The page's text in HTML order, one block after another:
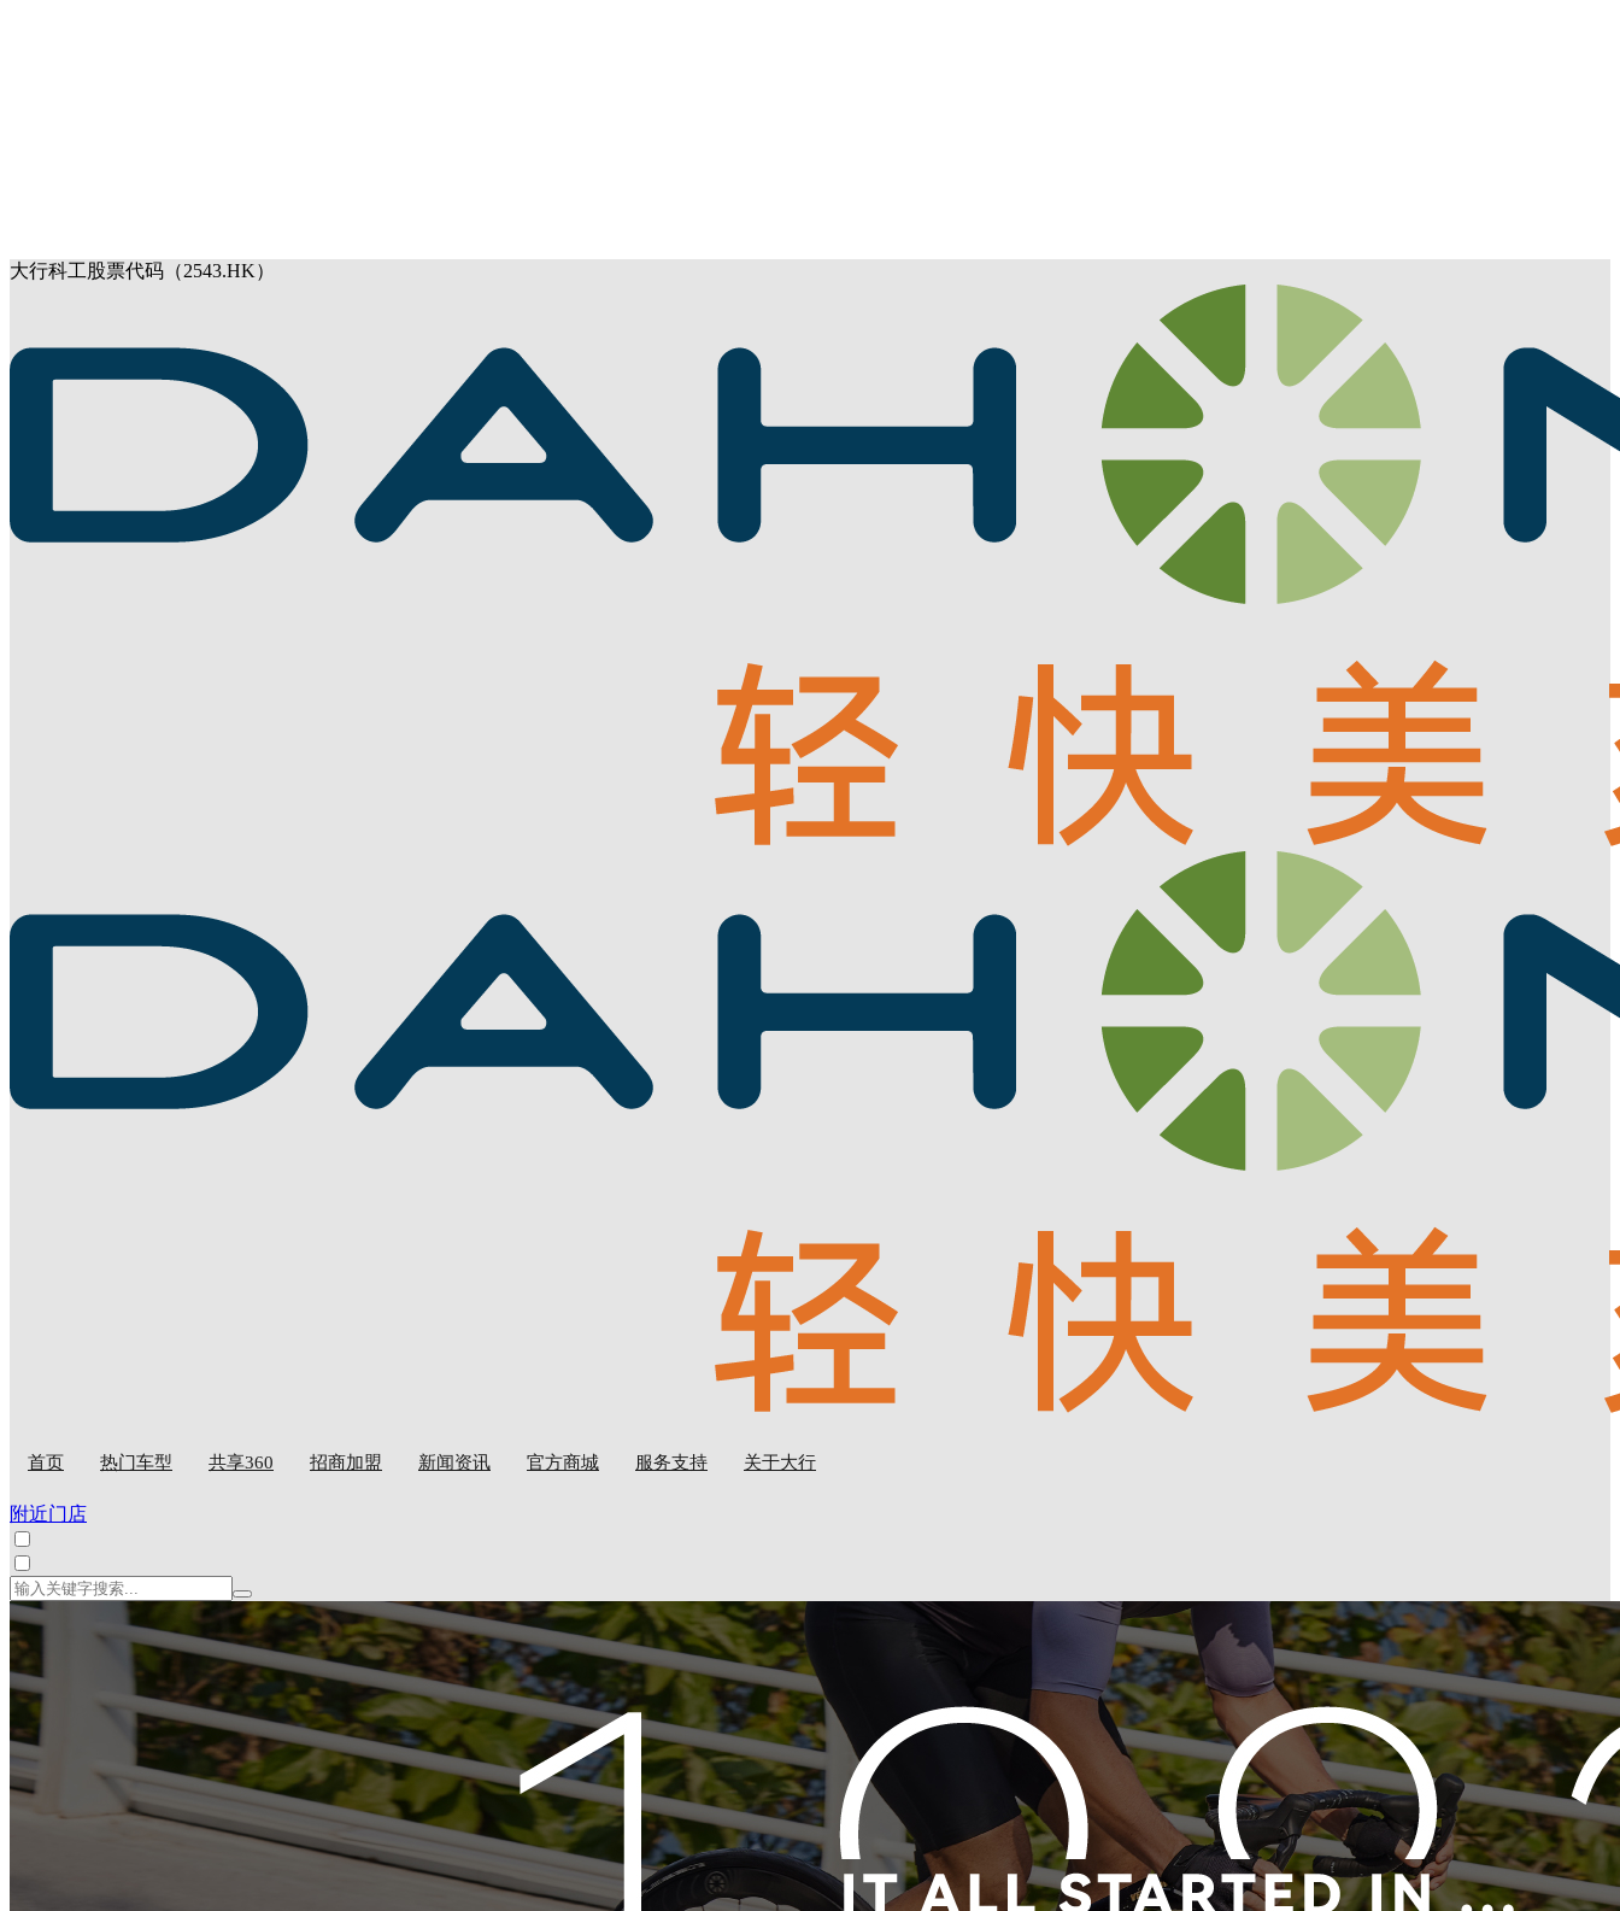
大行科工股票代码（2543.HK）
首页 热门车型 共享360 招商加盟 新闻资讯 官方商城 服务支持 关于大行
附近门店